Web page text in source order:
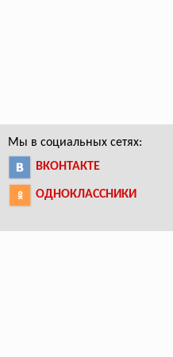
Мы в социальных сетях:
ВКОНТАКТЕ
ОДНОКЛАССНИКИ